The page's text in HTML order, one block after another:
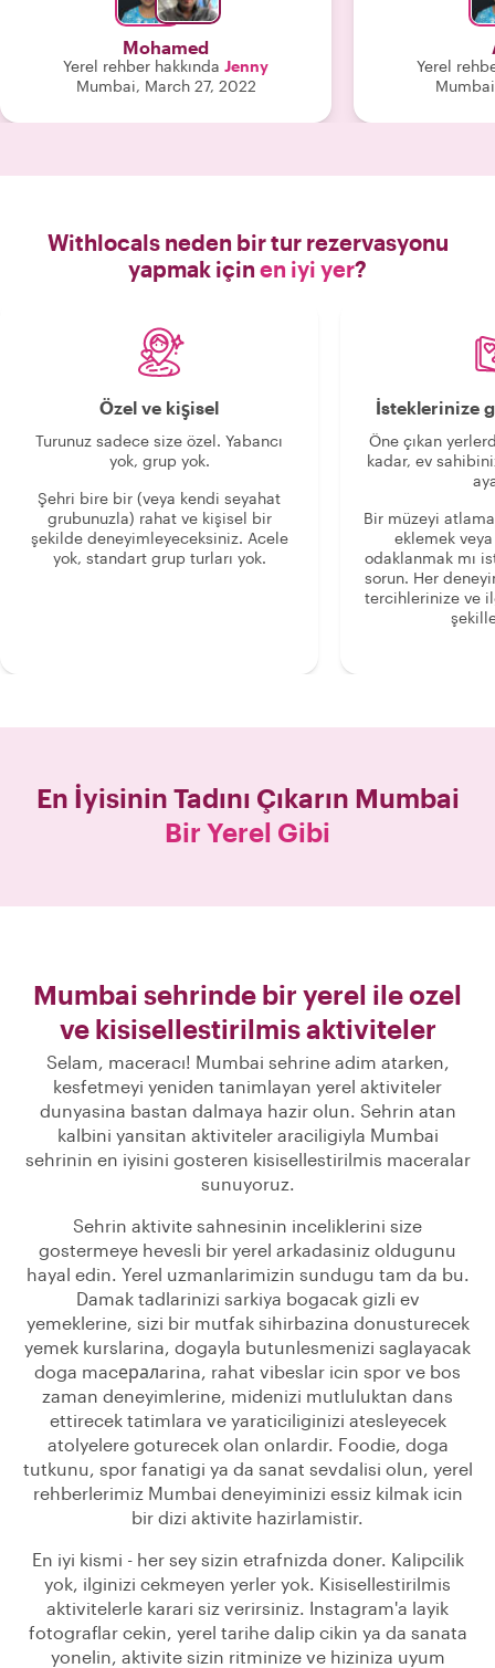
corner of the subcontinent. I enjoyed
how Jenny had me interact with her
while cooking. Along with that comes
lots of cultural storytelling which
makes you indulge even more in the
culture! I’ll always remember this
Mohamed
Yerel rehber hakkında Jenny
Mumbai, March 27, 2022
into the
Indian
how to make
house helper
home and
very kindly
Curry experience. Her
prior was
All in all a
Yerel
Withlocals neden bir tur rezervasyonu
yapmak için en iyi yer?
Özel ve kişisel
Turunuz sadece size özel. Yabancı
yok, grup yok.
Şehri bire bir (veya kendi seyahat
grubunuzla) rahat ve kişisel bir
şekilde deneyimleyeceksiniz. Acele
yok, standart grup turları yok.
İsteklerinize
Öne çıkan
kadar, ev
Bir müzeyi
eklemek
odaklanmak mı
sorun. Her
tercihlerinize ve
En İyisinin Tadını Çıkarın Mumbai
Bir Yerel Gibi
Mumbai sehrinde bir yerel ile ozel
ve kisisellestirilmis aktiviteler
Selam, maceracı! Mumbai sehrine adim atarken,
kesfetmeyi yeniden tanimlayan yerel aktiviteler
dunyasina bastan dalmaya hazir olun. Sehrin atan
kalbini yansitan aktiviteler araciligiyla Mumbai
sehrinin en iyisini gosteren kisisellestirilmis maceralar
sunuyoruz.
Sehrin aktivite sahnesinin inceliklerini size
gostermeye hevesli bir yerel arkadasiniz oldugunu
hayal edin. Yerel uzmanlarimizin sundugu tam da bu.
Damak tadlarinizi sarkiya bogacak gizli ev
yemeklerine, sizi bir mutfak sihirbazina donusturecek
yemek kurslarina, dogayla butunlesmenizi saglayacak
doga macералarina, rahat vibeslar icin spor ve bos
zaman deneyimlerine, midenizi mutluluktan dans
ettirecek tatimlara ve yaraticiliginizi atesleyecek
atolyelere goturecek olan onlardir. Foodie, doga
tutkunu, spor fanatigi ya da sanat sevdalisi olun, yerel
rehberlerimiz Mumbai deneyiminizi essiz kilmak icin
bir dizi aktivite hazirlamistir.
En iyi kismi - her sey sizin etrafnizda doner. Kalipcilik
yok, ilginizi cekmeyen yerler yok. Kisisellestirilmis
aktivitelerle karari siz verirsiniz. Instagram'a layik
fotograflar cekin, yerel tarihe dalip cikin ya da sanata
yonelin, aktivite sizin ritminize ve hiziniza uyum